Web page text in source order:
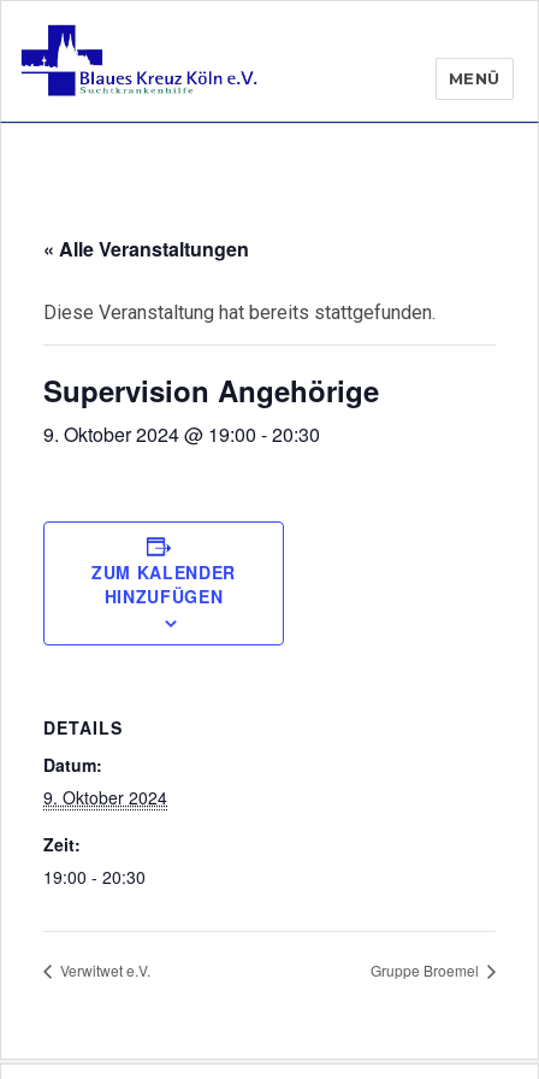
MENÜ
« Alle Veranstaltungen
Diese Veranstaltung hat bereits stattgefunden.
Supervision Angehörige
9. Oktober 2024 @ 19:00 -20:30
ZUM KALENDER
HINZUFÜGEN
DETAILS
Datum:
9. Oktober 2024
Zeit:
19:00 - 20:30
Verwitwet e.V. Gruppe Broemel